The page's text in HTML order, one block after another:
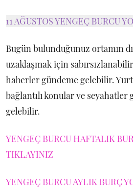
11 AĞUSTOS YENGEÇ BURCU
Bugün bulunduğunuz ortamın
uzaklaşmak için
haberler gündeme gelebilir. Yurt
bağlantılı konular ve seyahatler
gelebilir.
YENGEÇ BURCU HAFTALIK
TIKLAYINIZ
YENGEÇ BURCU AYLIK BURÇ